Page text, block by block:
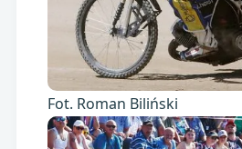
Fot. Roman Biliński